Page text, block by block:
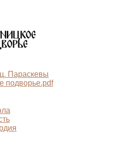
Параскевы
подворье.pdf